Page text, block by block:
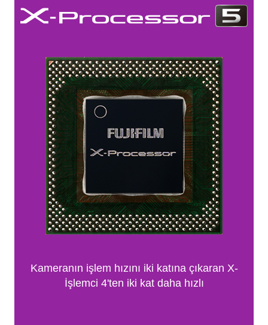
Kameranın işlem hızını iki katına çıkaran X-
İşlemci 4'ten iki kat daha hızlı